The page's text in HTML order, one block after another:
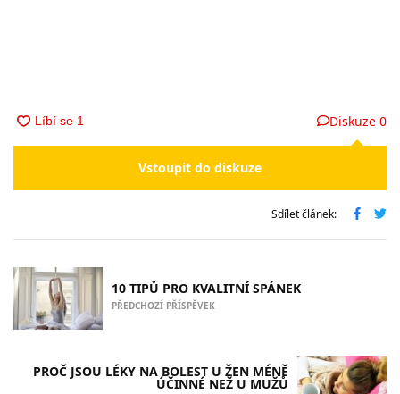
Diskuze 0
Vstoupit do diskuze
Sdílet článek:
10 TIPŮ PRO KVALITNÍ SPÁNEK
PŘEDCHOZÍ PŘÍSPĚVEK
PROČ JSOU LÉKY NA BOLEST U ŽEN MÉNĚ
ÚČINNÉ NEŽ U MUŽŮ